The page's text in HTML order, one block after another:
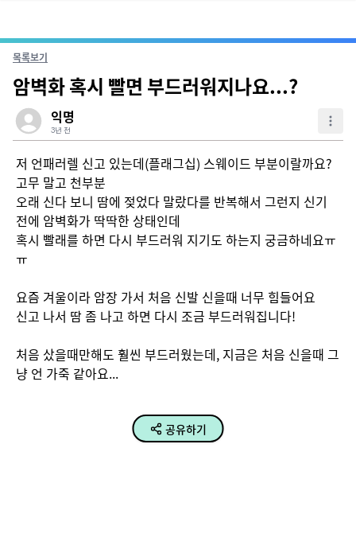
목록보기
암벽화 혹시 빨면 부드러워지나요...?
익명
3년 전
저 언패러렐 신고 있는데(플래그십) 스웨이드 부분이랄까요?
고무 말고 천부분
오래 신다 보니 땀에 젖었다 말랐다를 반복해서 그런지 신기
전에 암벽화가 딱딱한 상태인데
혹시 빨래를 하면 다시 부드러워 지기도 하는지 궁금하네요ㅠ
ㅠ
요즘 겨울이라 암장 가서 처음 신발 신을때 너무 힘들어요
신고 나서 땀 좀 나고 하면 다시 조금 부드러워집니다!
처음 샀을때만해도 훨씬 부드러웠는데, 지금은 처음 신을때 그
냥 언 가죽 같아요...
공유하기